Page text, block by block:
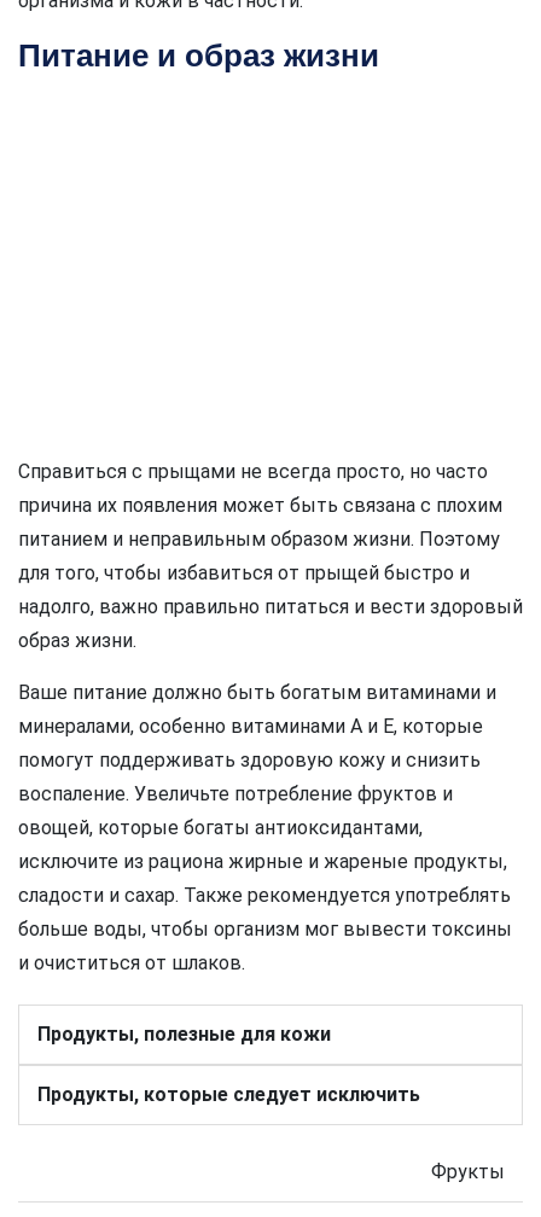
Питание и образ жизни
Справиться с прыщами не всегда просто, но часто
причина их появления может быть связана с плохим
питанием и неправильным образом жизни. Поэтому
для того, чтобы избавиться от прыщей быстро и
надолго, важно правильно питаться и вести здоровый
образ жизни.
Ваше питание должно быть богатым витаминами и
минералами, особенно витаминами А и E, которые
помогут поддерживать здоровую кожу и снизить
воспаление. Увеличьте потребление фруктов и
овощей, которые богаты антиоксидантами,
исключите из рациона жирные и жареные продукты,
сладости и сахар. Также рекомендуется употреблять
больше воды, чтобы организм мог вывести токсины
и очиститься от шлаков.
Продукты, полезные для кожи
Продукты, которые следует исключить
Фрукты